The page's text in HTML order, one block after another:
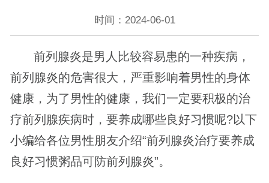
时间：2024-06-01
前列腺炎是男人比较容易患的一种疾病，
前列腺炎的危害很大，严重影响着男性的身体
健康，为了男性的健康，我们一定要积极的治
疗前列腺疾病时，要养成哪些良好习惯呢?以下
小编给各位男性朋友介绍“前列腺炎治疗要养成
良好习惯粥品可防前列腺炎”。